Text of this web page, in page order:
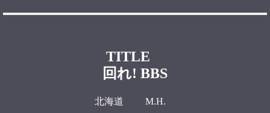
TITLE
回れ! BBS
北海道 M.H.